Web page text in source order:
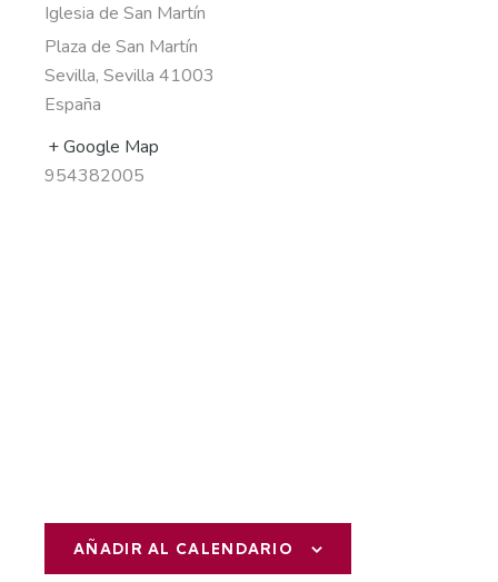
Iglesia de San Martín
Plaza de San Martín
Sevilla, Sevilla 41003
España
+ Google Map
954382005
AÑADIR AL CALENDARIO